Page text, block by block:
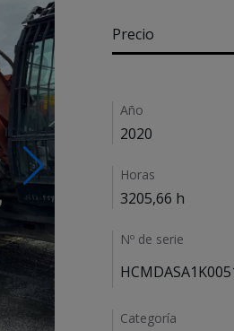
Precio
Details
Año
2020
Horas
3205,66 h
Nº de serie
Categoría